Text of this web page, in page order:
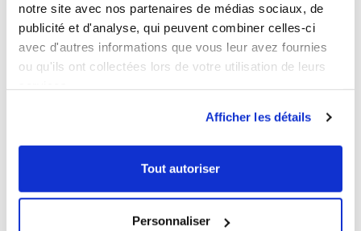
notre site avec nos partenaires de médias sociaux, de
publicité et d'analyse, qui peuvent combiner celles-ci
avec d'autres informations que vous leur avez fournies
ou qu'ils ont collectées lors de votre utilisation de leurs
Afficher les détails
Tout autoriser
Personnaliser
Les expériences immersives sont de plus en plus
populaires dans la conception web. Elles utilisent des
animations, des effets visuels et sonores pour créer des
expériences interactives et captivantes. Des technologies
(AR) sont également intégrées pour offrir des expériences
encore plus immersives.